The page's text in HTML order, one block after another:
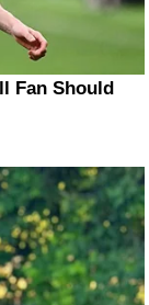
Fan Should